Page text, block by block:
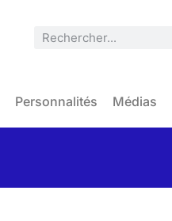
Personnalités Médias